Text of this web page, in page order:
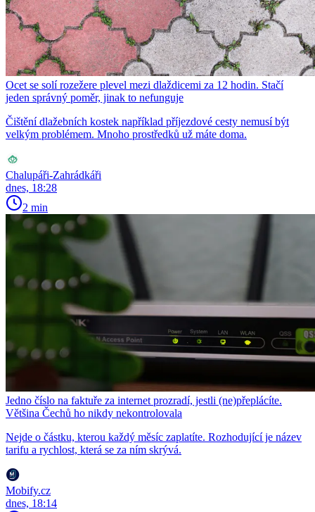
Ocet se solí rozežere plevel mezi dlaždicemi za 12 hodin. Stačí
jeden správný poměr, jinak to nefunguje
Čištění dlažebních kostek například příjezdové cesty nemusí být
velkým problémem. Mnoho prostředků už máte doma.
Chalupáři-Zahrádkáři
dnes, 18:28
2 min
Jedno číslo na faktuře za internet prozradí, jestli (ne)přeplácíte.
Většina Čechů ho nikdy nekontrolovala
Nejde o částku, kterou každý měsíc zaplatíte. Rozhodující je název
tarifu a rychlost, která se za ním skrývá.
Mobify.cz
dnes, 18:14